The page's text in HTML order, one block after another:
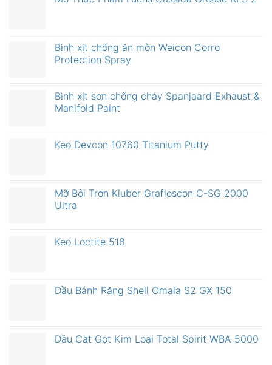
Bình xịt chống ăn mòn Weicon Corro
Protection Spray
Bình xịt sơn chống cháy Spanjaard Exhaust &
Manifold Paint
Keo Devcon 10760 Titanium Putty
Mỡ Bôi Trơn Kluber Grafloscon C-SG 2000
Ultra
Keo Loctite 518
Dầu Bánh Răng Shell Omala S2 GX 150
Dầu Cắt Gọt Kim Loại Total Spirit WBA 5000